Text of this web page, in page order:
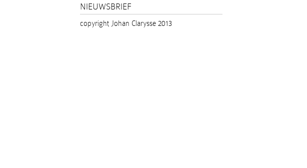
NIEUWSBRIEF
copyright Johan Clarysse 2013